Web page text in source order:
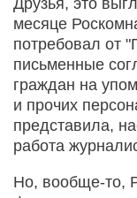
месяце
потребовал от
письменные
граждан на
и прочих
представила,
работа
Но, вообще-то,